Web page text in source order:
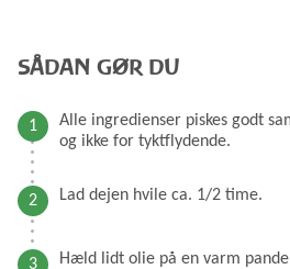
SÅDAN GØR DU
Alle ingredienser piskes godt
og ikke for tyktflydende.
Lad dejen hvile ca. 1/2 time.
Hæld lidt olie på en varm